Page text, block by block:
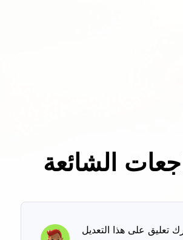
الشائعة
تعليق على هذا التعديل